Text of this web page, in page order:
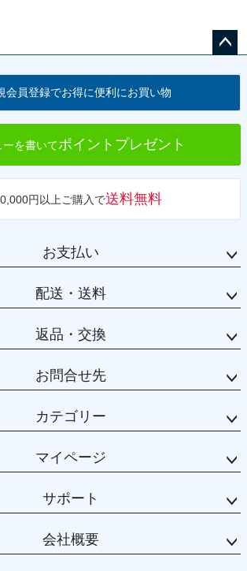
へ
会員登録でお得に便利にお買い物
ーを書いてポイントプレゼント
円以上ご購入で送料無料
お支払い
配送・送料
返品・交換
お問合せ先
カテゴリー
マイページ
サポート
会社概要